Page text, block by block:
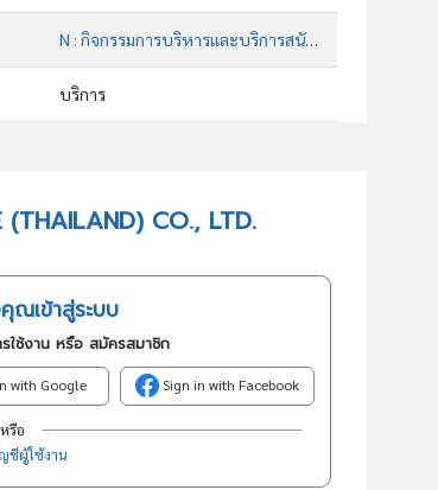
N : กิจกรรมการบริหารและบริการสนับสนุน
บริการ
CO., LTD.
ณเข้าสู่ระบบ
ใช้งาน หรือ สมัครสมาชิก
with Google Sign in with Facebook
หรือ
ชีผู้ใช้งาน